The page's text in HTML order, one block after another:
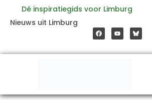
inhoud
Dé inspiratiegids voor Limburg
Nieuws uit Limburg
a
c
e
o
o
o
u
t
b
e